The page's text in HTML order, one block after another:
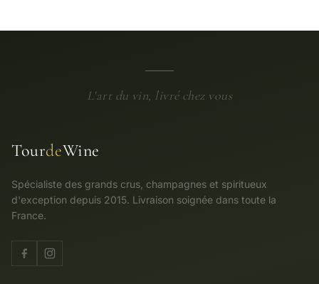
L'art du vin, livré chez vous
TourdeWine
Spécialiste des grands crus, champagnes et spiritueux
d'exception depuis 2015. Livraison soignée dans toute la
France.